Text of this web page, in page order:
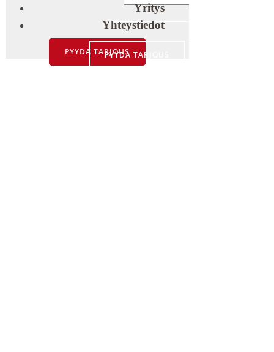
Yritys
Yhteystiedot
PYYDÄ TARJOUSPYYDÄ TARJOUS